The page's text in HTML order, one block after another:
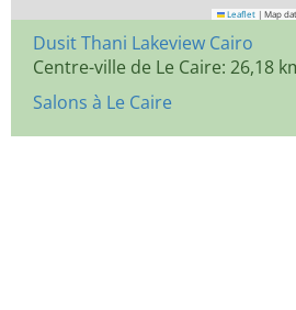
Leaflet | Map
Dusit Thani Lakeview Cairo
Centre-ville de Le Caire: 26,18
Salons à Le Caire